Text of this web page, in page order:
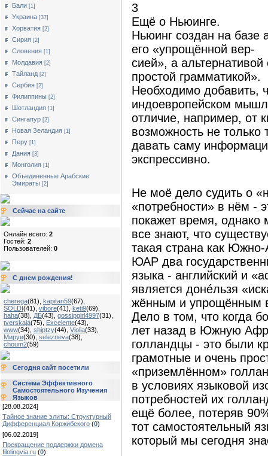
Бали [1]
Украина [37]
Хорватия [2]
Сирия [2]
Словения [1]
Молдавия [2]
Тайланд [2]
Сербия [2]
Филиппины [2]
Шотландия [1]
Сингапур [2]
Новая Зеландия [1]
Перу [1]
Дания [3]
Монголия [1]
Объединенные Арабские
Эмираты [2]
Сейчас на сайте
Онлайн всего: 2
Гостей: 2
Пользователей: 0
С днем рождения!
cherega(81) kapitan59(67)
SOLDI(41) vibore(41) keti9(69)
haha(38) ДБ(43) gossipgirl4997(31)
tverskaja(75) Excelente(43)
www(34) shiptzy(44) Violia(33)
Мируи(30) selezneva(38)
choum2(59)
Сегодня сайт посетили
Система Эффективного
Самостоятельного Изучения
Языков
[28.08.2024]
Тайное знание элиты: Структурный
Дифференциал Коржибского (0)
[06.02.2019]
Прекращение поддержки домена
filolingvia.ru (0)
3
Ещё о Ньюинге.
Ньюинг создан на базе
его «упрощённой вер-
сией», а
простой грамматикой».
Необходимо добавить,
индоевропейском
отличие, например, от
возможность не только
давать саму
экспрессивно.
Не моё дело судить о
«потребности» в нём -
покажет время, однако
все знают, что
такая страна как
ЮАР два
языка - английский и
является донéльзя
жённым и упрощённым
Дело в том, что когда
лет назад в Южную
голландцы - это были
грамотные и очень
«приземлённом»
в условиях языковой
потребностей их
ещё более, потеряв
тот самостоятельный
который мы сегодня